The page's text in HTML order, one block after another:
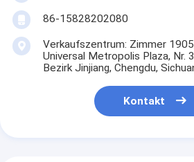
86-15828202080
Verkaufszentrum: Zimmer
Universal Metropolis Plaza, Nr.
Bezirk Jinjiang, Chengdu,
Kontakt